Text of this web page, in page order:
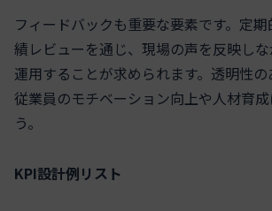
フィードバックも重要な要素です。定
績レビューを通じ、現場の声を反映し
運用することが求められます。透明性の
従業員のモチベーション向上や人材育
う。
KPI設計例リスト